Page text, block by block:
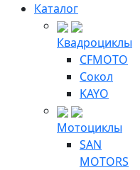
Каталог
Квадроциклы
CFMOTO
Сокол
KAYO
Мотоциклы
SAN
MOTORS